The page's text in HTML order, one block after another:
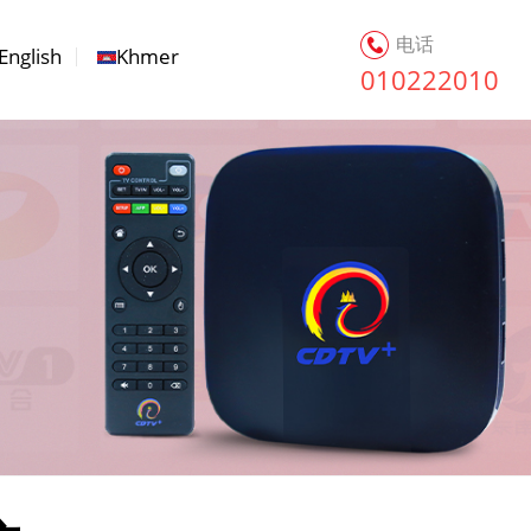
Khmer 电话
010222010